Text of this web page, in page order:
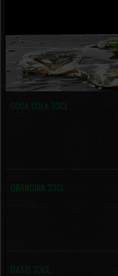
COCA COLA 33CL
ORANGINA 33CL
OASIS 33CL